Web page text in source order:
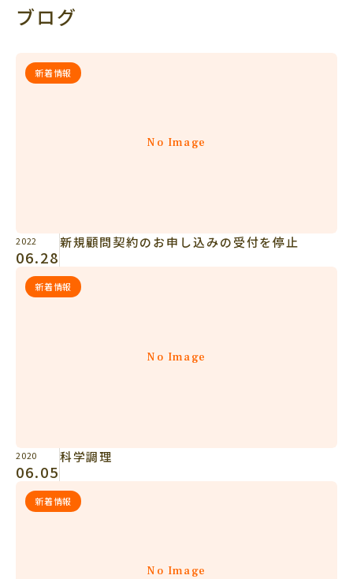
ブログ
No Image
新着情報
2022
06.28
新規顧問契約のお申し込みの受付を停止
No Image
新着情報
2020
06.05
科学調理
No Image
新着情報